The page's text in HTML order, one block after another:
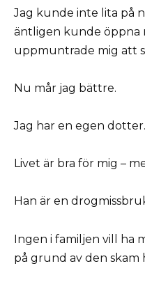
Jag kunde inte lita på
äntligen kunde öppna
uppmuntrade mig att
Nu mår jag bättre.
Jag har en egen dotter.
Livet är bra för mig –
Han är en
Ingen i familjen vill ha
på grund av den skam